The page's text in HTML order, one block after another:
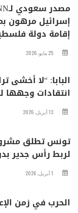
إسرائيل مرهون
إقامة دولة
25 مايو، 2026
البابا: “لا أخشى
انتقادات وجهها
13 أبريل، 2026
تونس تطلق مشروع
لربط رأس جدير
1 أبريل، 2026
الحرب في زمن